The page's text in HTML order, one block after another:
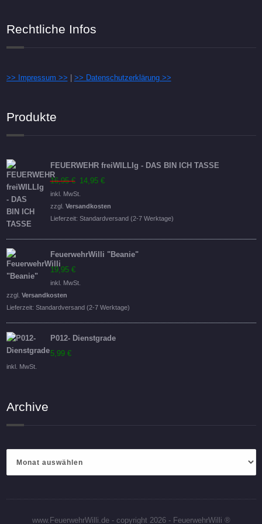
Rechtliche Infos
>> Impressum >> >> Datenschutzerklärung >>
Produkte
FEUERWEHR freiWILLIg - DAS BIN ICH TASSE
16,95€ Ursprünglicher
Preis
war:
16,95 €
14,95 €
ist:
14,95 €.
inkl. MwSt.
zzgl. Versandkosten
Lieferzeit: Standardversand (2-7 Werktage)
FeuerwehrWilli "Beanie"
19,95 €
inkl. MwSt.
zzgl. Versandkosten
Lieferzeit: Standardversand (2-7 Werktage)
P012- Dienstgrade
5,99 €
inkl. MwSt.
Archive